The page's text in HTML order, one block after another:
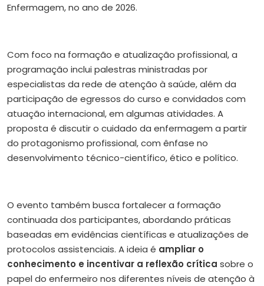
Enfermagem, no ano de 2026.
Com foco na formação e atualização profissional, a
programação inclui palestras ministradas por
especialistas da rede de atenção à saúde, além da
participação de egressos do curso e convidados com
atuação internacional, em algumas atividades. A
proposta é discutir o cuidado da enfermagem a partir
do protagonismo profissional, com ênfase no
desenvolvimento técnico-científico, ético e político.
O evento também busca fortalecer a formação
continuada dos participantes, abordando práticas
baseadas em evidências científicas e atualizações de
protocolos assistenciais. A ideia é ampliar o
conhecimento e incentivar a reflexão crítica sobre o
papel do enfermeiro nos diferentes níveis de atenção à